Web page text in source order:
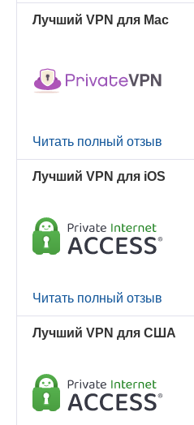
Лучший VPN для Mac
Читать полный отзыв
Лучший VPN для iOS
Читать полный отзыв
Лучший VPN для США